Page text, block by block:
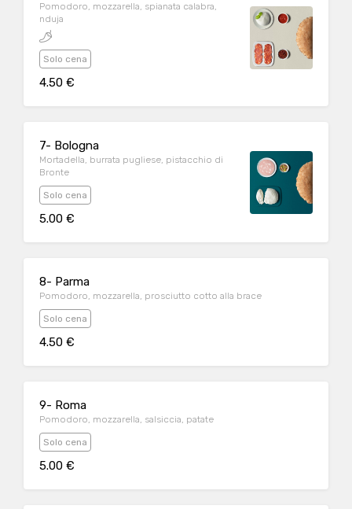
Pomodoro, mozzarella, spianata calabra,
nduja
Solo cena
4.50 €
7- Bologna
Mortadella, burrata pugliese, pistacchio di
Bronte
Solo cena
5.00 €
8- Parma
Pomodoro, mozzarella, prosciutto cotto alla brace
Solo cena
4.50 €
9- Roma
Pomodoro, mozzarella, salsiccia, patate
Solo cena
5.00 €